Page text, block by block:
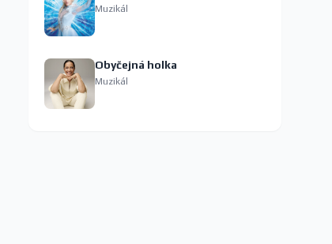
Muzikál
Obyčejná holka
Muzikál